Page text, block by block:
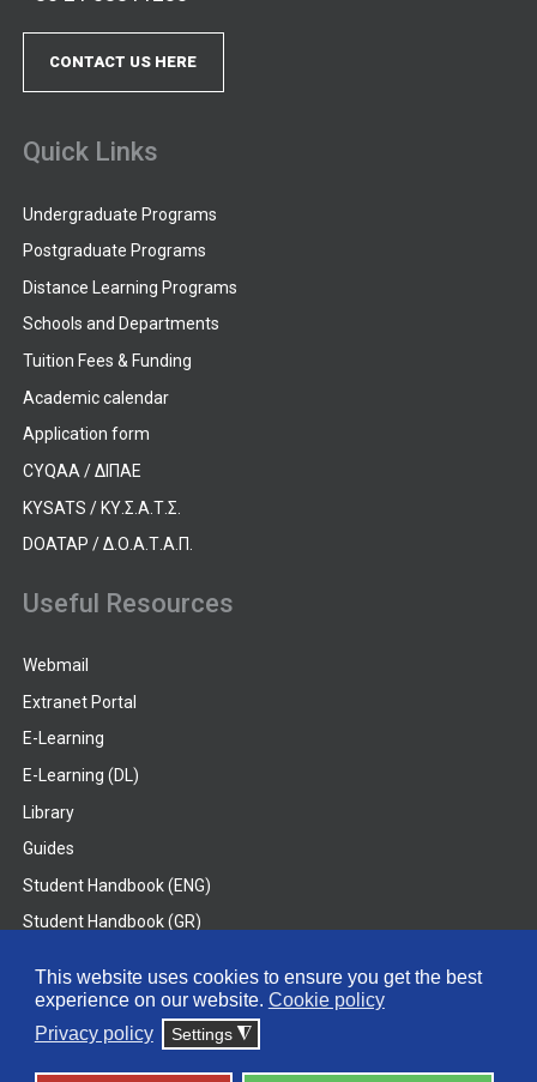
This website uses cookies to ensure you get the best
experience on our website. Cookie policy
Privacy policy
Settings ◮
CONTACT US HERE
Quick Links
Undergraduate Programs
Postgraduate Programs
Distance Learning Programs
Schools and Departments
Tuition Fees & Funding
Academic calendar
Application form
CYQAA / ΔΙΠΑΕ
KYSATS / ΚΥ.Σ.Α.Τ.Σ.
DOATAP / Δ.Ο.Α.Τ.Α.Π.
Useful Resources
Webmail
Extranet Portal
E-Learning
E-Learning (DL)
Library
Guides
Student Handbook (ENG)
Student Handbook (GR)
© 2026 Frederick University